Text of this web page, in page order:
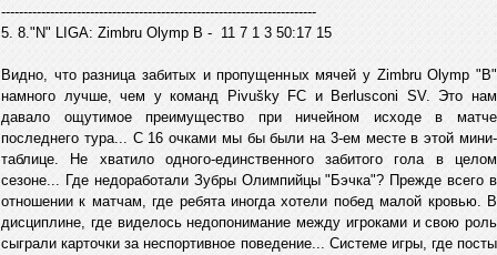
-----------------------------------------------------------------------
5. 8."N" LIGA: Zimbru Olymp B - 11 7 1 3 50:17 15
Видно, что разница забитых и пропущенных мячей у Zimbru Olymp "B"
намного лучше, чем у команд Pivušky FC и Berlusconi SV. Это нам
давало ощутимое преимущество при ничейном исходе в матче
последнего тура... С 16 очками мы бы были на 3-ем месте в этой мини-
таблице. Не хватило одного-единственного забитого гола в целом
сезоне... Где недоработали Зубры Олимпийцы "Бэчка"? Прежде всего в
отношении к матчам, где ребята иногда хотели побед малой кровью. В
дисциплине, где виделось недопонимание между игроками и свою роль
сыграли карточки за неспортивное поведение... Системе игры, где посты